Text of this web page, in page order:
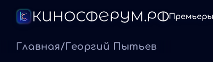
Премьеры
Главная/Георгий Пытьев